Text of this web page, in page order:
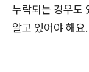
누락되는 경우도
알고 있어야 해요.